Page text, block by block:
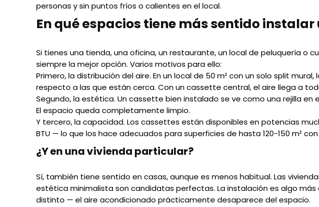
personas y sin puntos fríos o calientes en el local.
En qué espacios tiene más sentido
Si tienes una tienda, una oficina, un restaurante, un local de peluquería
siempre la mejor opción. Varios motivos para ello:
Primero, la distribución del aire. En un local de 50 m² con un solo split
respecto a las que están cerca. Con un cassette central, el aire llega a
Segundo, la estética. Un cassette bien instalado se ve como una rejilla
El espacio queda completamente limpio.
Y tercero, la capacidad. Los cassettes están disponibles en potencias
BTU — lo que los hace adecuados para superficies de hasta 120-150 m²
¿Y en una vivienda particular?
Sí, también tiene sentido en casas, aunque es menos habitual. Las
estética minimalista son candidatas perfectas. La instalación es algo
distinto — el aire acondicionado prácticamente desaparece del espacio.